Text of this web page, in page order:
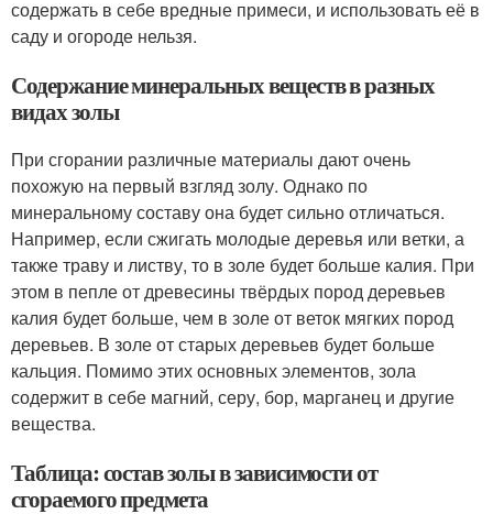
содержать в себе вредные примеси, и использовать её в
саду и огороде нельзя.
Содержание минеральных веществ в разных
видах золы
При сгорании различные материалы дают очень
похожую на первый взгляд золу. Однако по
минеральному составу она будет сильно отличаться.
Например, если сжигать молодые деревья или ветки, а
также траву и листву, то в золе будет больше калия. При
этом в пепле от древесины твёрдых пород деревьев
калия будет больше, чем в золе от веток мягких пород
деревьев. В золе от старых деревьев будет больше
кальция. Помимо этих основных элементов, зола
содержит в себе магний, серу, бор, марганец и другие
вещества.
Таблица: состав золы в зависимости от
сгораемого предмета